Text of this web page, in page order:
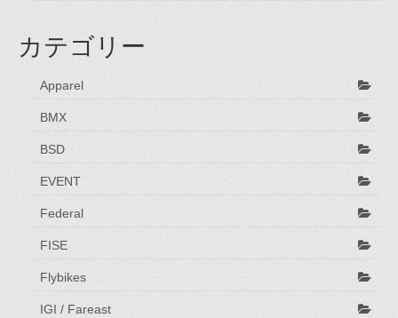
カテゴリー
Apparel
BMX
BSD
EVENT
Federal
FISE
Flybikes
IGI / Fareast